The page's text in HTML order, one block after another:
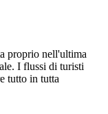
proprio nell'ultima
I flussi di turisti
tutto in tutta